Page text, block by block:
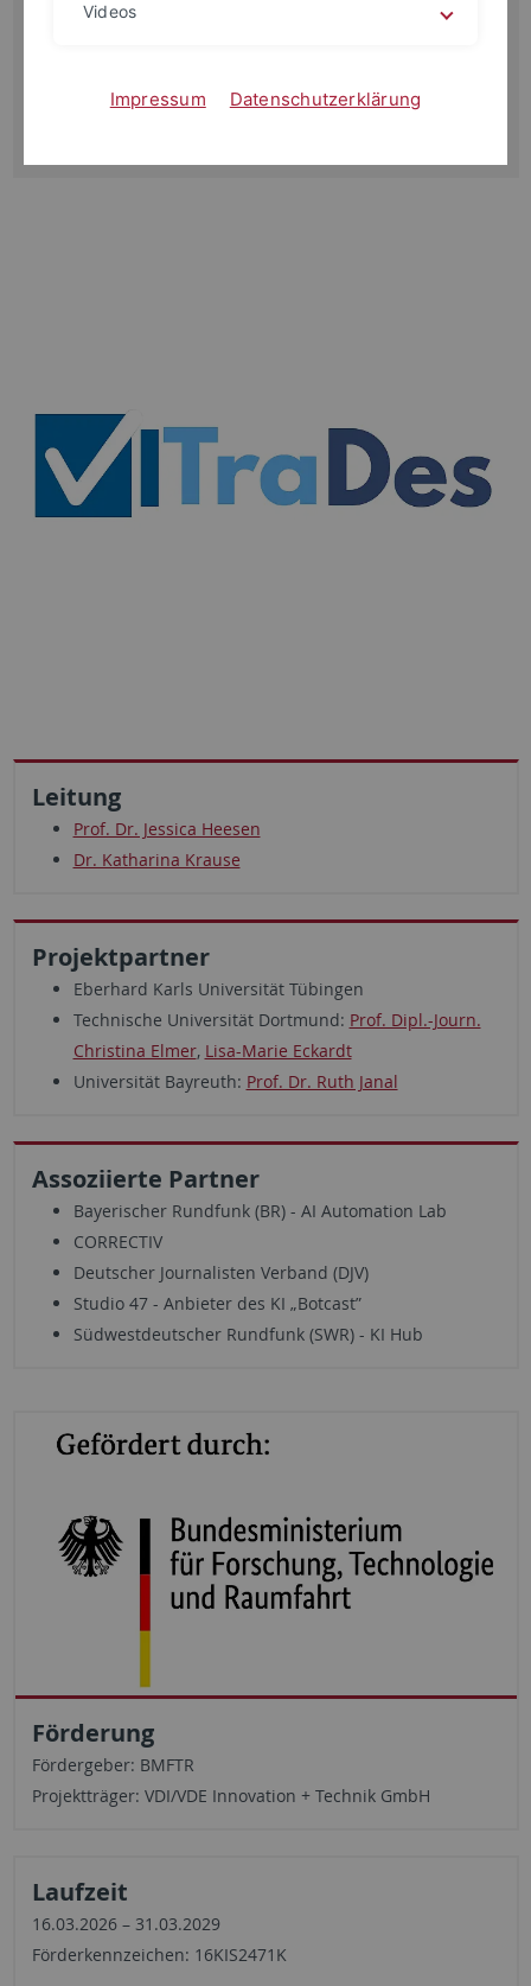
erstellen. Zudem wird untersucht, wie solche
interdisziplinär und basiert auf der Zusammenarbeit von
Leitung
Prof. Dr. Jessica Heesen
Dr. Katharina Krause
Projektpartner
Eberhard Karls Universität Tübingen
Technische Universität Dortmund: Prof. Dipl.-Journ.
Christina Elmer, Lisa-Marie Eckardt
Universität Bayreuth: Prof. Dr. Ruth Janal
Assoziierte Partner
Bayerischer Rundfunk (BR) - AI Automation Lab
CORRECTIV
Deutscher Journalisten Verband (DJV)
Studio 47 - Anbieter des KI „Botcast”
Südwestdeutscher Rundfunk (SWR) - KI Hub
Förderung
Fördergeber: BMFTR
Projektträger: VDI/VDE Innovation + Technik GmbH
Laufzeit
16.03.2026 – 31.03.2029
Förderkennzeichen: 16KIS2471K
Videos
Impressum Datenschutzerklärung